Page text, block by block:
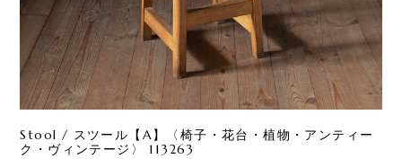
Stool / スツール【A】〈椅子・花台・植物・アンティー
ク・ヴィンテージ〉 113263